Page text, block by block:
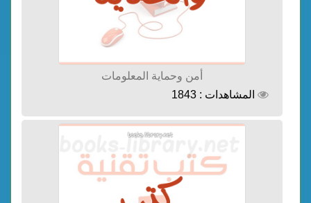
أمن وحماية المعلومات
المشاهدات : 1843